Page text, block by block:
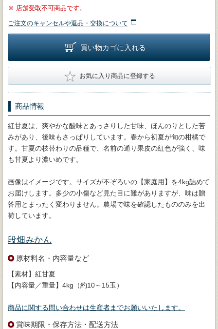
※ 店舗受取不可商品です。
ご注文のキャンセルや返品・交換について
買い物カゴに入れる
★ お気に入り商品に登録する
商品情報
紅甘夏は、爽やかな酸味とあっさりした甘味、ほんのりとした苦
みがあり、後味もさっぱりしています。春から初夏が旬の柑橘で
す。甘夏の枝替わりの品種で、名前の通り果皮の紅色が強く、味
も甘夏より濃いめです。
画像はイメージです。サイズが不ぞろいの【家庭用】を4kg詰めて
お届けします。多少の小傷など見た目に難がありますが、味は贈
答用とまったく変わりません。農場で味を確認したもののみを出
荷しています。
段畑みかん
原材料名・内容量など
【素材】紅甘夏
【内容量／重量】4kg（約10～15玉）
商品に関する問い合わせは生産者までお願いいたします。
賞味期限・保存方法・配送方法